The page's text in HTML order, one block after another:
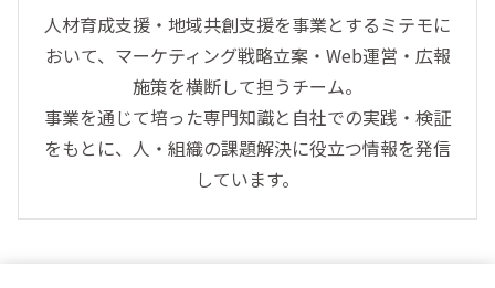
人材育成支援・地域共創支援を事業とするミテモに
おいて、マーケティング戦略立案・Web運営・広報
施策を横断して担うチーム。
事業を通じて培った専門知識と自社での実践・検証
をもとに、人・組織の課題解決に役立つ情報を発信
しています。